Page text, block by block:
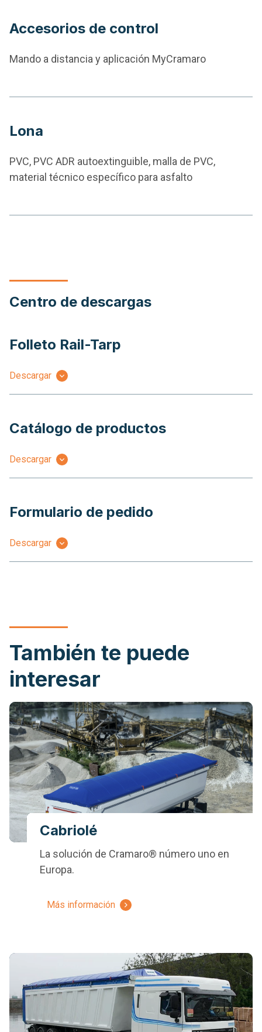
Accesorios de control
Mando a distancia y aplicación MyCramaro
Lona
PVC, PVC ADR autoextinguible, malla de PVC,
material técnico específico para asfalto
Centro de descargas
Folleto Rail-Tarp
Descargar
Catálogo de productos
Descargar
Formulario de pedido
Descargar
También te puede
interesar
Cabriolé
La solución de Cramaro® número uno en
Europa.
Más información